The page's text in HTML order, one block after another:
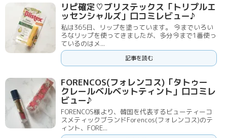
リピ確定♡ブリステックス「トリプルエ
ッセンシャルズ」口コミレビュー♪
私は365日、リップを塗っています。 今までいろい
ろなリップを使ってきましたが、多分今まで1番使っ
ているのはメ...
記事を読む
FORENCOS(フォレンコス)「タトゥー
クレールベルベットティント」口コミレ
ビュー♪
FORENCOS様より、韓国を代表するビューティーコ
スメティックブランドForencos(フォレンコス)のテ
ィント、FORE...